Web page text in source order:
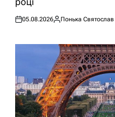
Оприлюднено
05.08.2026
Опубліковано
Понька Святослав